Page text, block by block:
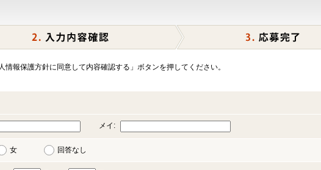
情報保護方針に同意して内容確認する」ボタンを押してください。
メイ:
女 回答なし